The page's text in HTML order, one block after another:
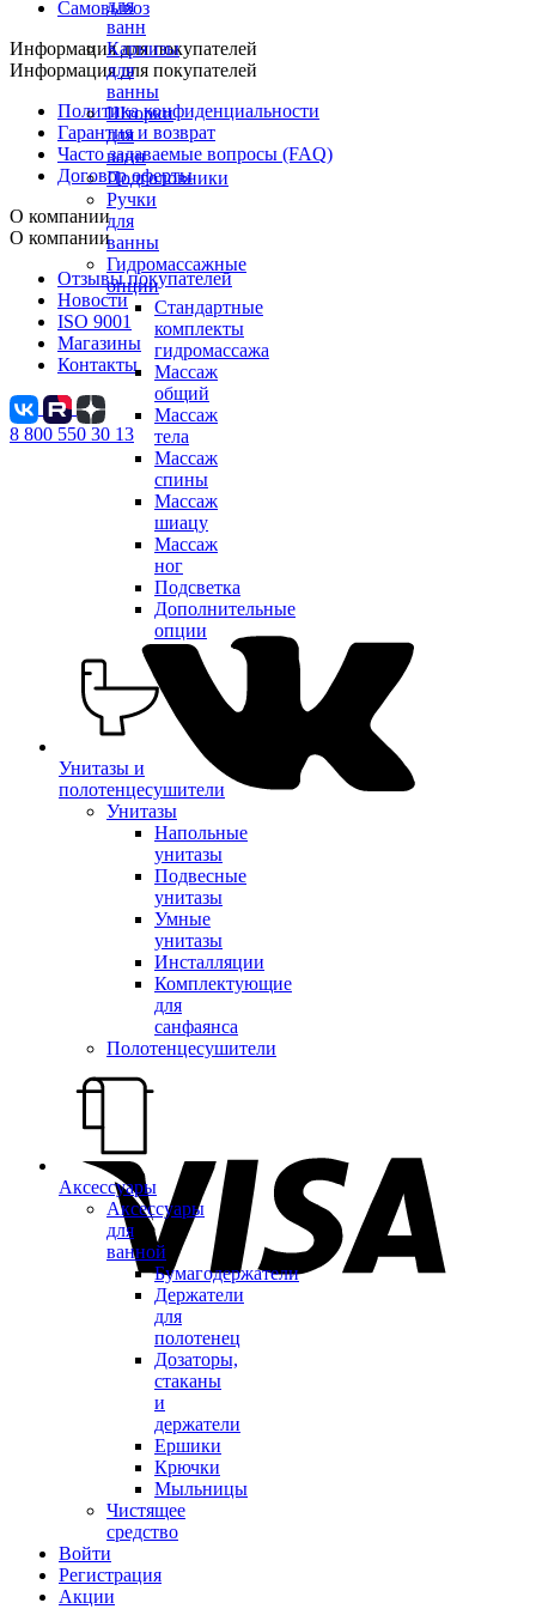
для
ванн
Карнизы
для
ванны
Шторки
для
ванн
Подголовники
Ручки
для
ванны
Гидромассажные
опции
Стандартные
комплекты
гидромассажа
Массаж
общий
Массаж
тела
Массаж
спины
Массаж
шиацу
Массаж
ног
Подсветка
Дополнительные
опции
Унитазы и
полотенцесушители
Унитазы
Напольные
унитазы
Подвесные
унитазы
Умные
унитазы
Инсталляции
Комплектующие
для
санфаянса
Полотенцесушители
Аксессуары
Аксессуары
для
ванной
Бумагодержатели
Держатели
для
полотенец
Дозаторы,
стаканы
и
держатели
Ершики
Крючки
Мыльницы
Чистящее
средство
Войти
Регистрация
Акции
Самовывоз
Информация для покупателей
Информация для покупателей
Политика конфиденциальности
Гарантия и возврат
Часто задаваемые вопросы (FAQ)
Договор оферты
О компании
О компании
Отзывы покупателей
Новости
ISO 9001
Магазины
Контакты
8 800 550 30 13